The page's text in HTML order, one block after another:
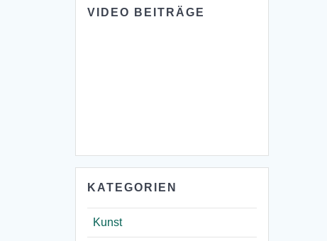
VIDEO BEITRÄGE
KATEGORIEN
Kunst